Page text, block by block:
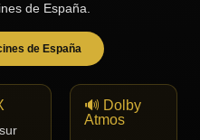
de España.
de España
🔊 Dolby
Atmos